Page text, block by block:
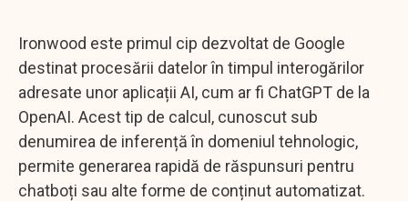
Ironwood este primul cip dezvoltat de Google
destinat procesării datelor în timpul interogărilor
adresate unor aplicații AI, cum ar fi ChatGPT de la
OpenAI. Acest tip de calcul, cunoscut sub
denumirea de inferență în domeniul tehnologic,
permite generarea rapidă de răspunsuri pentru
chatboți sau alte forme de conținut automatizat.